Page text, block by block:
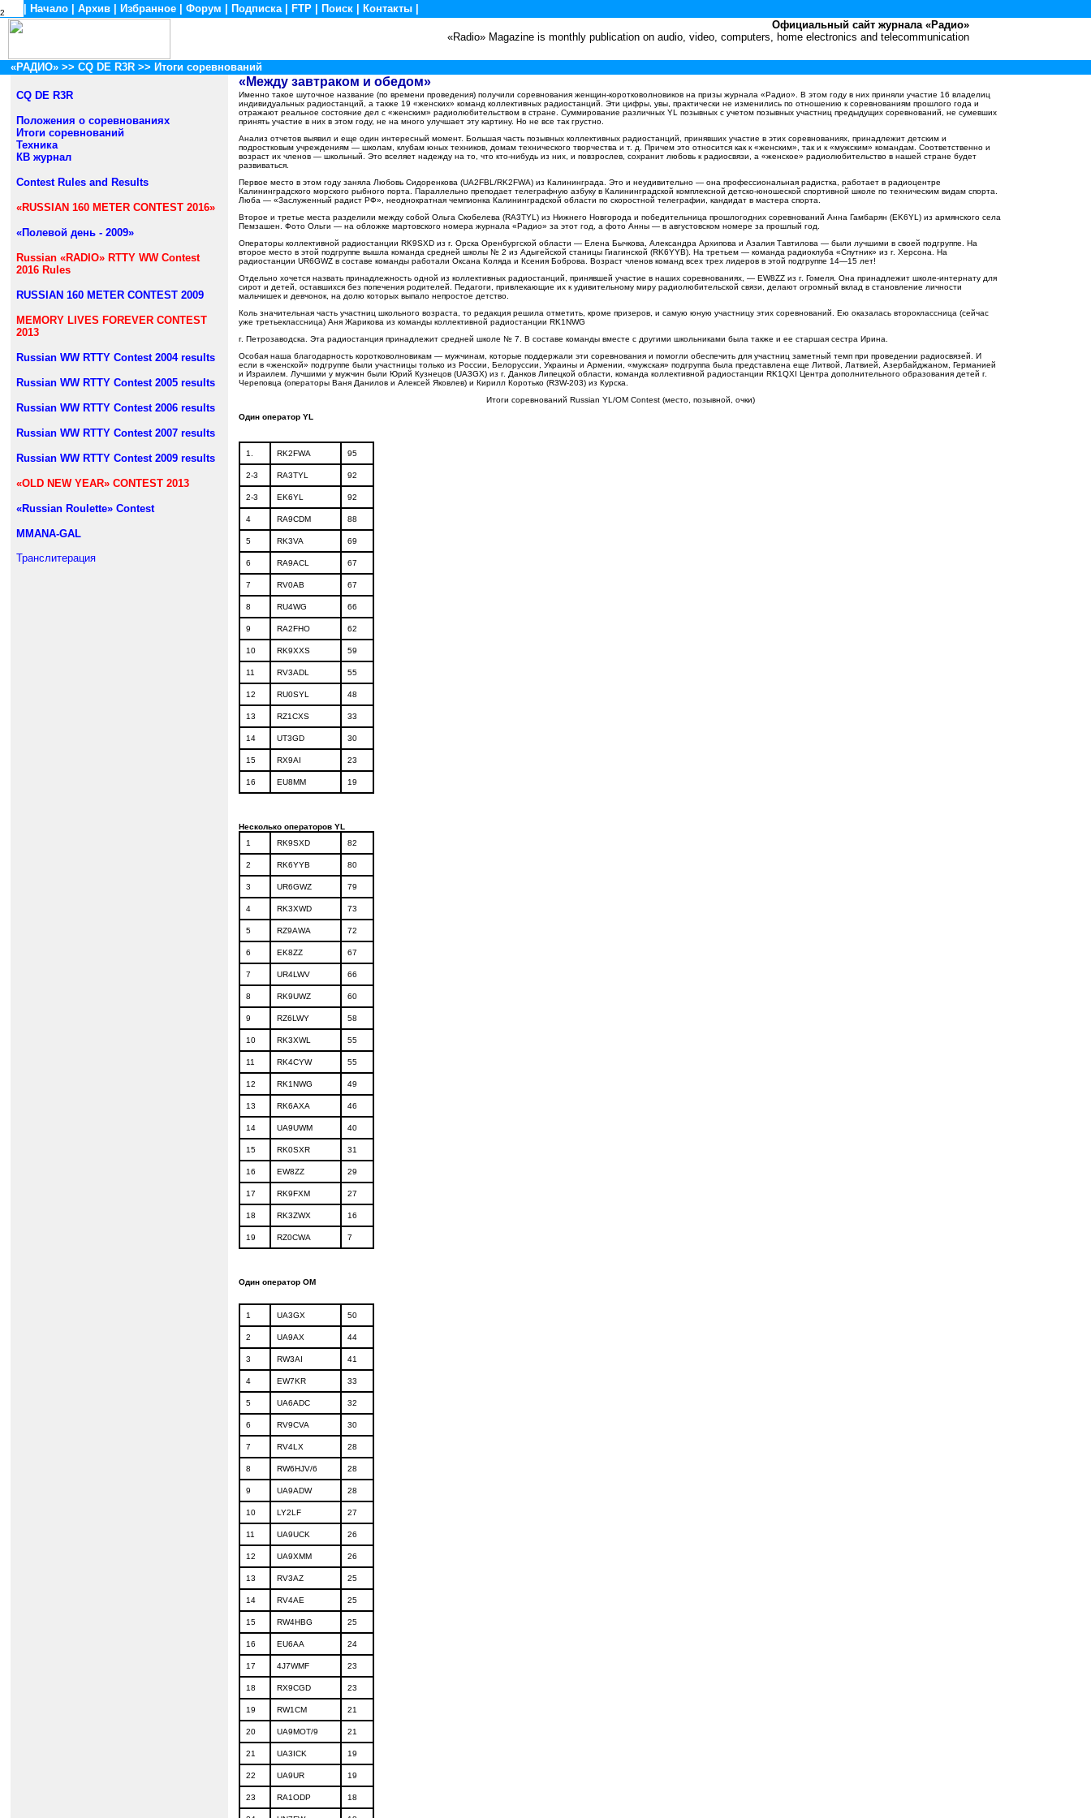
Начало Архив Избранное Форум Подписка| FTP Поиск Контакты
Официальный сайт журнала «Радио»
«Radio» Magazine is monthly publication on audio, video, computers, home electronics and telecommunication
«РАДИО» >> CQ DE R3R >> Итоги соревнований
CQ DE R3R
Положения о соревнованиях
Итоги соревнований
Техника
КВ журнал
Contest Rules and Results
«RUSSIAN 160 METER CONTEST 2016»
«Полевой день - 2009»
Russian «RADIO» RTTY WW Contest
2016 Rules
RUSSIAN 160 METER CONTEST 2009
MEMORY LIVES FOREVER CONTEST
2013
Russian WW RTTY Contest 2004 results
Russian WW RTTY Contest 2005 results
Russian WW RTTY Contest 2006 results
Russian WW RTTY Contest 2007 results
Russian WW RTTY Contest 2009 results
«OLD NEW YEAR» CONTEST 2013
«Russian Roulette» Contest
MMANA-GAL
Транслитерация
«Между завтраком и обедом»
Именно такое шуточное название (по времени проведения) получили соревнования женщин-коротковолновиков на призы журнала «Радио». В этом году в них приняли участие 16 владелиц
индивидуальных радиостанций, а также 19 «женских» команд коллективных радиостанций. Эти цифры, увы, практически не изменились по отношению к соревнованиям прошлого года и
отражают реальное состояние дел с «женским» радиолюбительством в стране. Суммирование различных YL
позывных с учетом позывных участниц предыдущих соревнований, не сумевших
принять участие в них в этом году, не на много улучшает эту картину. Но не все так грустно.
Анализ отчетов выявил и еще один интересный момент. Большая часть позывных коллективных радиостанций, принявших участие в этих соревнованиях, принадлежит детским и
подростковым учреждениям — школам, клубам юных техников, домам технического творчества и т. д. Причем это относится как к «женским», так и к «мужским» командам. Соответственно и
возраст их членов — школьный. Это вселяет надежду на то, что кто-нибудь из них, и повзрослев, сохранит любовь к радиосвязи, а «женское» радиолюбительство в нашей стране будет
развиваться.
Первое место в этом году заняла Любовь Сидоренкова (UA2FBL /RK2FWA) из Калининграда. Это и неудивительно — она профессиональная радистка, работает в радиоцентре
Калининградского морского рыбного порта. Параллельно преподает телеграфную азбуку в Калининградской комплексной детско-юношеской спортивной школе по техническим видам спорта.
Люба — «Заслуженный радист РФ», неоднократная чемпионка Калининградской области по скоростной телеграфии, кандидат в мастера спорта.
Второе и третье места разделили между собой Ольга Скобелева (RA3TYL ) из Нижнего Новгорода и победительница прошлогодних соревнований Анна Гамбарян (EK6YL ) из армянского села
Пемзашен. Фото Ольги — на обложке мартовского номера журнала «Радио» за этот год, а фото Анны — в августовском номере за прошлый год.
Операторы коллективной радиостанции RK9SXD из г. Орска Оренбургской области — Елена Бычкова, Александра Архипова и Азалия Тавтилова — были лучшими в своей подгруппе. На
второе место в этой подгруппе вышла команда средней школы № 2 из Адыгейской станицы Гиагинской (RK6YYB). На третьем — команда радиоклуба «Спутник» из г. Херсона. На
радиостанции UR6GWZ в составе команды работали Оксана Коляда и Ксения Боброва. Возраст членов команд всех трех лидеров в этой подгруппе 14—15 лет!
Отдельно хочется назвать принадлежность одной из коллективных радиостанций, принявшей участие в наших соревнованиях, — EW8ZZ из г. Гомеля. Она принадлежит школе-интернату для
сирот и детей, оставшихся без попечения родителей. Педагоги, привлекающие их к удивительному миру радиолюбительской связи, делают огромный вклад в становление личности
мальчишек и девчонок, на долю которых выпало непростое детство.
Коль значительная часть участниц школьного возраста, то редакция решила отметить, кроме призеров, и самую юную участницу этих соревнований. Ею оказалась второклассница (сейчас
уже третьеклассница) Аня Жарикова из команды коллективной радиостанции RK1NWG
г. Петрозаводска. Эта радиостанция принадлежит средней школе № 7. В составе команды вместе с другими школьниками была также и ее старшая сестра Ирина.
2
Особая наша благодарность коротковолновикам — мужчинам, которые поддержали эти соревнования и помогли обеспечить для участниц заметный темп при проведении радиосвязей. И
если в «женской» подгруппе были участницы только из России, Белоруссии, Украины и Армении, «мужская» подгруппа была представлена еще Литвой, Латвией, Азербайджаном, Германией
и Израилем. Лучшими у мужчин были Юрий Кузнецов (UA3GX) из г. Данков Липецкой области, команда коллективной радиостанции RK1QXI Центра дополнительного образования детей г.
Череповца (операторы Ваня Данилов и Алексей Яковлев) и Кирилл Коротько (R3W-203) из Курска.
Итоги соревнований Russian YL /OM Contest(место, позывной, очки)
Один оператор YL
1. RK2FWA 95
2-3 RA3TYL 92
2-3 EK6YL 92
4 RA9CDM 88
5 RK3VA 69
6 RA9ACL 67
7 RV0AB 67
8 RU4WG 66
9 RA2FHO 62
10 RK9XXS 59
11 RV3ADL 55
12 RU0SYL 48
13 RZ1CXS 33
14 UT3GD 30
15 RX9AI 23
16 EU8MM 19
Несколько операторов YL
1
RK9SXD 82
2 RK6YYB 80
3 UR6GWZ 79
4 RK3XWD 73
5 RZ9AWA 72
6 EK8ZZ 67
7 UR4LWV 66
8 RK9UWZ 60
9 RZ6LWY 58
10 RK3XWL 55
11 RK4CYW 55
12 RK1NWG 49
13 RK6AXA 46
14 UA9UWM 40
15 RK0SXR 31
16 EW8ZZ 29
17 RK9FXM 27
18 RK3ZWX 16
19 RZ0CWA 7
Один оператор ОМ
1 UA3GX 50
2 UA9AX 44
3 RW3AI 41
4 EW7KR 33
5 UA6ADC 32
6 RV9CVA 30
7 RV4LX 28
8 RW6HJV/6 28
9 UA9ADW 28
10 LY2LF 27
11 UA9UCK 26
12 UA9XMM 26
13 RV3AZ 25
14 RV4AE 25
15 RW4HBG 25
16 EU6AA 24
17 4J7WMF 23
18 RX9CGD 23
19 RW1CM 21
20 UA9MOT/9 21
21 UA3ICK 19
22 UA9UR 19
23 RA1ODP 18